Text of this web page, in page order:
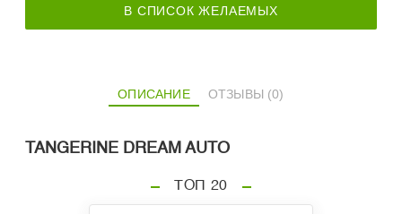
В СПИСОК ЖЕЛАЕМЫХ
ОПИСАНИЕ ОТЗЫВЫ (0)
TANGERINE DREAM AUTO
ТОП 20